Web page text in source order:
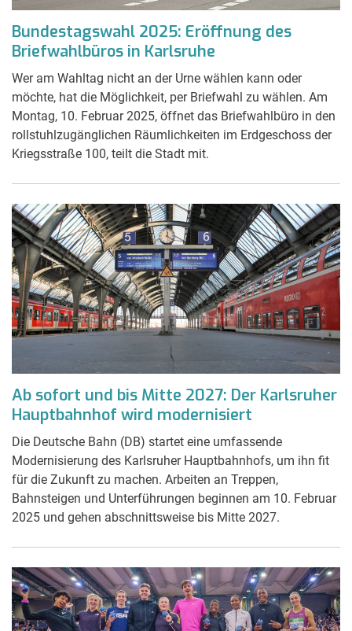
Bundestagswahl 2025: Eröffnung des
Briefwahlbüros in Karlsruhe
Wer am Wahltag nicht an der Urne wählen kann oder
möchte, hat die Möglichkeit, per Briefwahl zu wählen. Am
Montag, 10. Februar 2025, öffnet das Briefwahlbüro in den
rollstuhlzugänglichen Räumlichkeiten im Erdgeschoss der
Kriegsstraße 100, teilt die Stadt mit.
Ab sofort und bis Mitte 2027: Der Karlsruher
Hauptbahnhof wird modernisiert
Die Deutsche Bahn (DB) startet eine umfassende
Modernisierung des Karlsruher Hauptbahnhofs, um ihn fit
für die Zukunft zu machen. Arbeiten an Treppen,
Bahnsteigen und Unterführungen beginnen am 10. Februar
2025 und gehen abschnittsweise bis Mitte 2027.